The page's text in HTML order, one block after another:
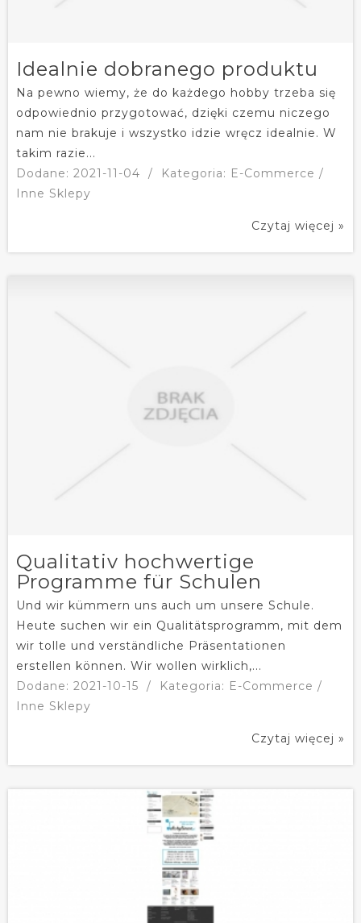
Idealnie dobranego produktu
Na pewno wiemy, że do każdego hobby trzeba się
odpowiednio przygotować, dzięki czemu niczego
nam nie brakuje i wszystko idzie wręcz idealnie. W
takim razie...
Dodane: 2021-11-04
/
Kategoria: E-Commerce /
Inne Sklepy
Czytaj więcej »
Qualitativ hochwertige
Programme für Schulen
Und wir kümmern uns auch um unsere Schule.
Heute suchen wir ein Qualitätsprogramm, mit dem
wir tolle und verständliche Präsentationen
erstellen können. Wir wollen wirklich,...
Dodane: 2021-10-15
/
Kategoria: E-Commerce /
Inne Sklepy
Czytaj więcej »